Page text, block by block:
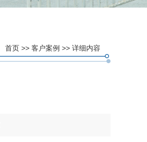
首页 >> 客户案例 >> 详细内容